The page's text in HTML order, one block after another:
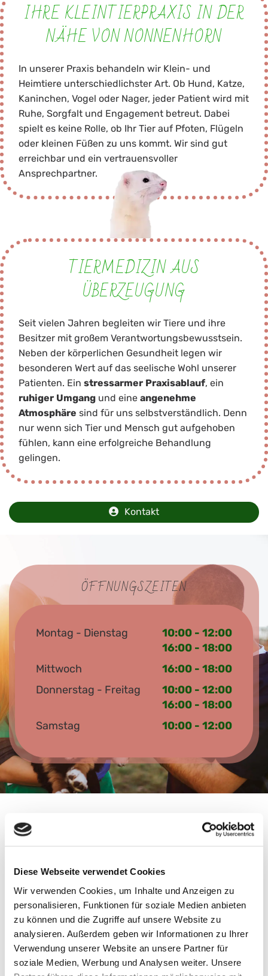
Diese Webseite verwendet Cookies
Wir verwenden Cookies, um Inhalte und Anzeigen zu
personalisieren, Funktionen für soziale Medien anbieten
zu können und die Zugriffe auf unsere Website zu
analysieren. Außerdem geben wir Informationen zu Ihrer
Verwendung unserer Website an unsere Partner für
soziale Medien, Werbung und Analysen weiter. Unsere
IHRE KLEINTIERPRAXIS IN DER
NÄHE VON NONNENHORN
In unserer Praxis behandeln wir Klein- und
Heimtiere unterschiedlichster Art. Ob Hund, Katze,
Kaninchen, Vogel oder Nager, jeder Patient wird mit
Ruhe, Sorgfalt und Engagement betreut. Dabei
spielt es keine Rolle, ob Ihr Tier auf Pfoten, Flügeln
oder kleinen Füßen zu uns kommt. Wir sind gut
erreichbar und ein vertrauensvoller
Ansprechpartner.
TIERMEDIZIN AUS
ÜBERZEUGUNG
Seit vielen Jahren begleiten wir Tiere und ihre
Besitzer mit großem Verantwortungsbewusstsein.
Neben der körperlichen Gesundheit legen wir
besonderen Wert auf das seelische Wohl unserer
Patienten. Ein stressarmer Praxisablauf, ein
ruhiger Umgang und eine angenehme
Atmosphäre sind für uns selbstverständlich. Denn
nur wenn sich Tier und Mensch gut aufgehoben
fühlen, kann eine erfolgreiche Behandlung
gelingen.
Kontakt
ÖFFNUNGSZEITEN
Montag - Dienstag
10:00 - 12:00
16:00 - 18:00
Mittwoch
16:00 - 18:00
Donnerstag - Freitag
10:00 - 12:00
16:00 - 18:00
Samstag
10:00 - 12:00
IHRE TIERARZTPRAXIS FÜR
NONNENHORN
Seit 1985 steht unsere Praxis in Lindau für